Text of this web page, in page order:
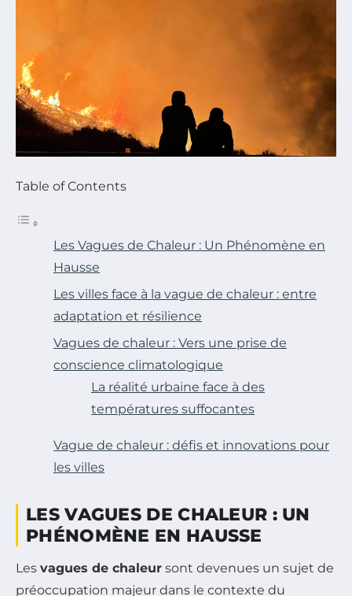
Table of Contents
Les Vagues de Chaleur : Un Phénomène en
Hausse
Les villes face à la vague de chaleur : entre
adaptation et résilience
Vagues de chaleur : Vers une prise de
conscience climatologique
La réalité urbaine face à des
températures suffocantes
Vague de chaleur : défis et innovations pour
les villes
LES VAGUES DE CHALEUR : UN
PHÉNOMÈNE EN HAUSSE
Les vagues de chaleur sont devenues un sujet de
préoccupation majeur dans le contexte du